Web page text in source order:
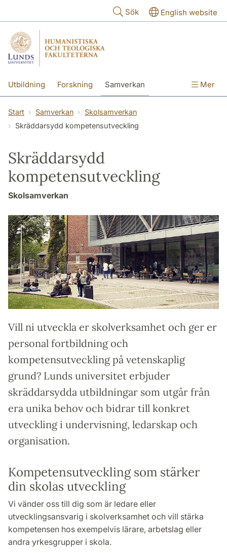
Sök English website
Utbildning Forskning Samverkan Mer
Start Samverkan
Skolsamverkan
Skräddarsydd kompetensutveckling
Skräddarsydd
kompetensutveckling
Skolsamverkan
Vill ni utveckla er skolverksamhet och ger er
personal fortbildning och
kompetensutveckling på vetenskaplig
grund? Lunds universitet erbjuder
skräddarsydda utbildningar som utgår från
era unika behov och bidrar till konkret
utveckling i undervisning, ledarskap och
organisation.
Kompetensutveckling som stärker
din skolas utveckling
Vi vänder oss till dig som är ledare eller
utvecklingsansvarig i skolverksamhet och vill stärka
kompetensen hos exempelvis lärare, arbetslag eller
andra yrkesgrupper i skola.